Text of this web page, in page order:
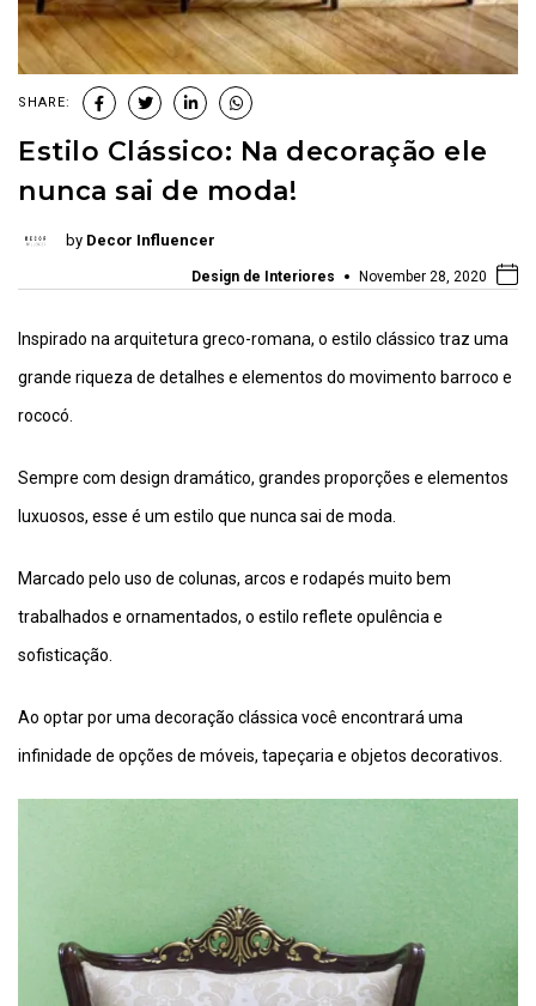
SHARE:
Estilo Clássico: Na decoração ele
nunca sai de moda!
by Decor Influencer
Design de Interiores November 28, 2020
Inspirado na arquitetura greco-romana, o estilo clássico traz uma
grande riqueza de detalhes e elementos do movimento barroco e
rococó.
Sempre com design dramático, grandes proporções e elementos
luxuosos, esse é um estilo que nunca sai de moda.
Marcado pelo uso de colunas, arcos e rodapés muito bem
trabalhados e ornamentados, o estilo reflete opulência e
sofisticação.
Ao optar por uma decoração clássica você encontrará uma
infinidade de opções de móveis, tapeçaria e objetos decorativos.